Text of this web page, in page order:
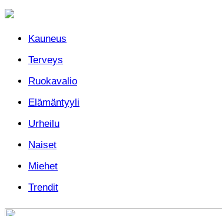
Kauneus
Terveys
Ruokavalio
Elämäntyyli
Urheilu
Naiset
Miehet
Trendit